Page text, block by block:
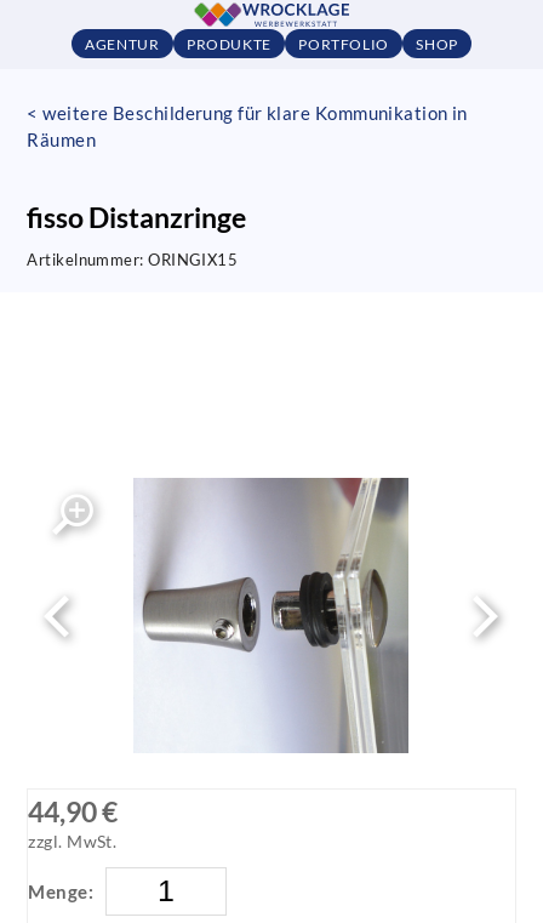
AGENTUR PRODUKTE PORTFOLIO SHOP
< weitere Beschilderung für klare Kommunikation in
Räumen
fisso Distanzringe
Artikelnummer:ORINGIX15
44,90 €
zzgl. MwSt.
Menge: